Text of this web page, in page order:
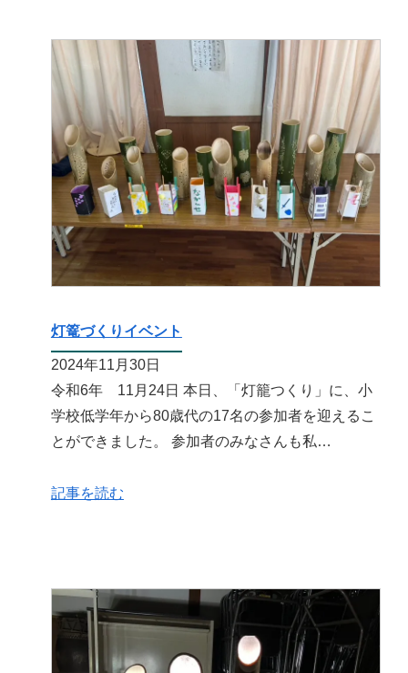
灯篭づくりイベント
2024年11月30日
令和6年 11月24日 本日、「灯籠つくり」に、小
学校低学年から80歳代の17名の参加者を迎えるこ
とができました。 参加者のみなさんも私…
記事を読む